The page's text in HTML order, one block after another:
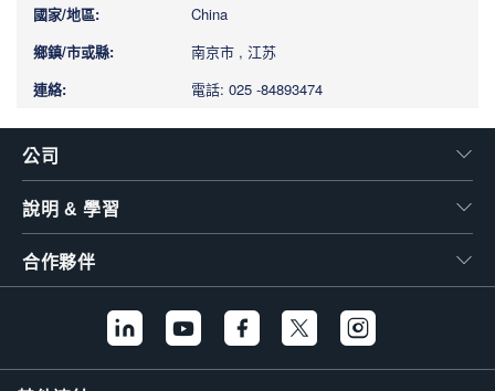
China
南京市 , 江苏
電話: 025 -84893474
公司
說明 & 學習
合作夥伴